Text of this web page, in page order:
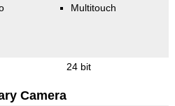
Multitouch
24 bit
Camera